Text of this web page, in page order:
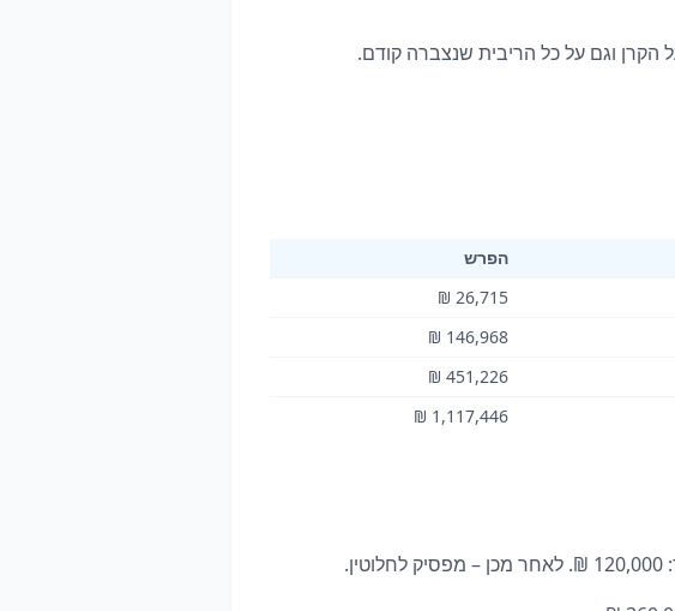
הקרן וגם על כל הריבית שנצברה קודם.
הפרש
26,715 ₪
146,968 ₪
451,226 ₪
1,117,446 ₪